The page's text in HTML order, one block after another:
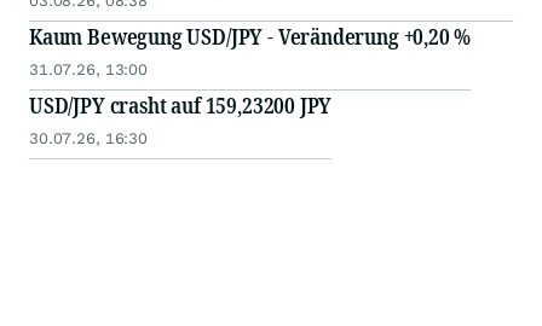
Kaum Bewegung USD/JPY - Veränderung +0,20 %
31.07.26, 13:00
USD/JPY crasht auf 159,23200 JPY
30.07.26, 16:30